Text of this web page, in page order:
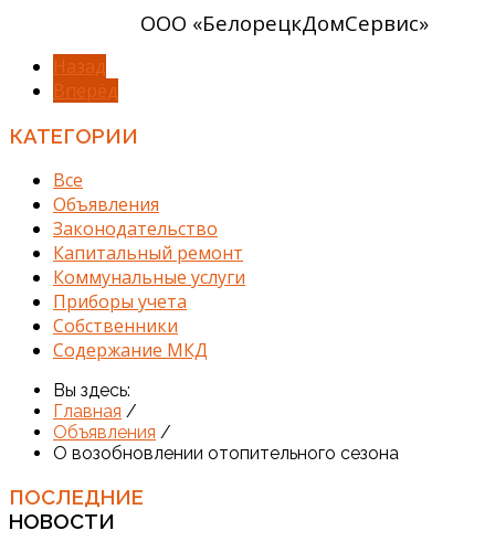
ООО «БелорецкДомСервис»
КАТЕГОРИИ
Все
Объявления
Законодательство
Капитальный ремонт
Коммунальные услуги
Приборы учета
Собственники
Содержание МКД
Вы здесь:
Главная /
Объявления /
О возобновлении отопительного сезона
ПОСЛЕДНИЕ
НОВОСТИ